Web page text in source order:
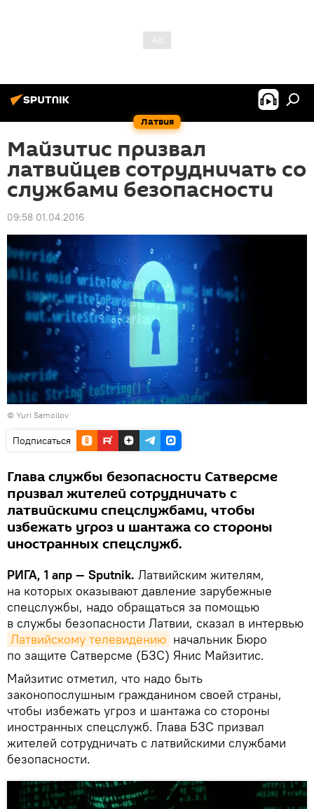
Латвия
Майзитис призвал
латвийцев сотрудничать со
службами безопасности
09:58 01.04.2016
© Yuri Samoilov
Подписаться
Глава службы безопасности Сатверсме
призвал жителей сотрудничать с
латвийскими спецслужбами, чтобы
избежать угроз и шантажа со стороны
иностранных спецслужб.
РИГА, 1 апр — Sputnik. Латвийским жителям,
на которых оказывают давление зарубежные
спецслужбы, надо обращаться за помощью
в службы безопасности Латвии, сказал в интервью
Латвийскому телевидению начальник Бюро
по защите Сатверсме (БЗС) Янис Майзитис.
Майзитис отметил, что надо быть
законопослушным гражданином своей страны,
чтобы избежать угроз и шантажа со стороны
иностранных спецслужб. Глава БЗС призвал
жителей сотрудничать с латвийскими службами
безопасности.